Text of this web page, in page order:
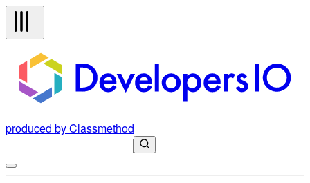
produced by Classmethod